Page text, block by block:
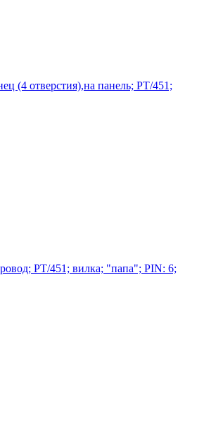
(4 отверстия),на панель; PT/451;
PT/451; вилка; "папа"; PIN: 6;